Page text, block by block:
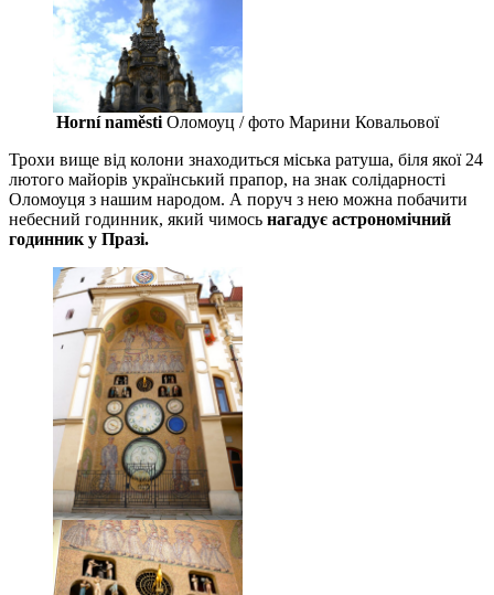
Horní naměstiОломоуц / фото Марини Ковальової
Трохи вище від колони знаходиться міська ратуша, біля якої 24
лютого майорів український прапор, на знак солідарності
Оломоуця з нашим народом. А поруч з нею можна побачити
небесний годинник, який чимось нагадує астрономічний
годинник у Празі.